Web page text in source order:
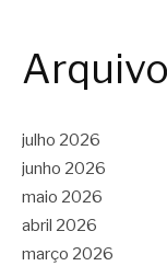
julho 2026
junho 2026
maio 2026
abril 2026
março 2026